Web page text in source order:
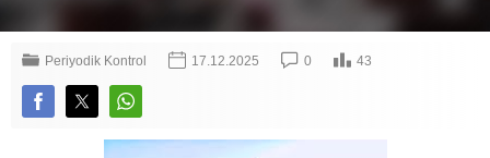
Periyodik Kontrol 17.12.2025 0 43